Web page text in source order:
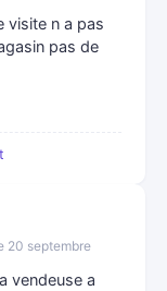
visite n a pas
pas de
20 septembre
vendeuse a